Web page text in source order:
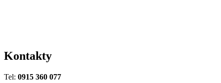
Kontakty
Tel: 0915 360 077